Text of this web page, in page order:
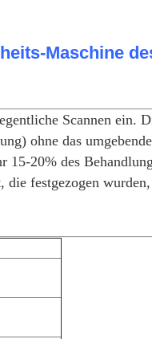
Maschine
Scannen ein.
ohne das
15-20% des
die festgezogen